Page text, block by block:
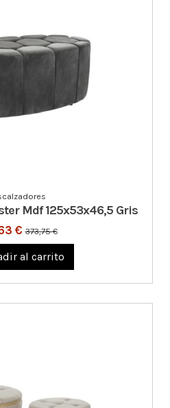
Mdf 125x53x46,5 Gris
€373,75 €
al carrito